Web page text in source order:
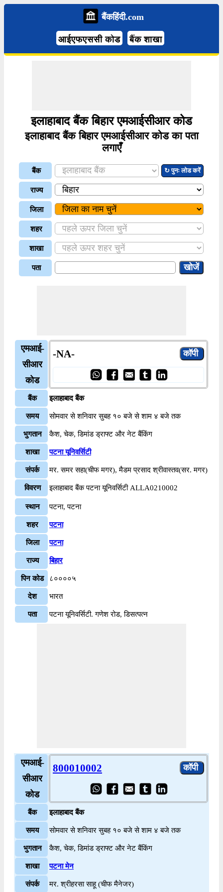
बैंकहिंदी.com
आईएफएससी कोड बैंक शाखा
इलाहाबाद बैंक बिहार एमआईसीआर कोड
इलाहाबाद बैंक बिहार एमआईसीआर कोड का पता
लगाएँ
बैंक ↻ पुनः लोड करें
राज्य
जिला
शहर
शाखा
पता
एमआई-
सीआर
कोड
-NA-
बैंक इलाहाबाद बैंक
समय सोमवार से शनिवार सुबह १० बजे से शाम ४ बजे तक
भुगतान कैश, चेक, डिमांड ड्राफ्ट और नेट बैंकिंग
शाखा पटना यूनिवर्सिटी
संपर्क मर. समर सहा(चीफ मगर), मैडम प्रसाद श्रीवास्तव(सर. मगर)
विवरण इलाहाबाद बैंक पटना यूनिवर्सिटी ALLA0210002
स्थान पटना, पटना
शहर पटना
जिला पटना
राज्य बिहार
पिन कोड ८००००५
देश भारत
पता पटना यूनिवर्सिटी. गणेश रोड, डिसत्पत्न
एमआई-
सीआर
कोड
800010002
बैंक इलाहाबाद बैंक
समय सोमवार से शनिवार सुबह १० बजे से शाम ४ बजे तक
भुगतान कैश, चेक, डिमांड ड्राफ्ट और नेट बैंकिंग
शाखा पटना मेन
संपर्क मर. श्रीहरसा साहू (चीफ मैनेजर)